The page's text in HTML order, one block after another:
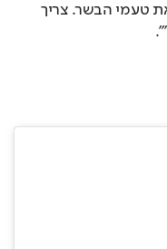
שלדעתי, לא מתובל בכלל, וזה מחזק את טעמי הבשר. צריך